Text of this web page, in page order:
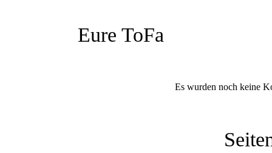
Eure ToFa
Es wurden noch keine